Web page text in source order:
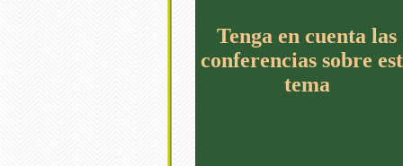
Tenga en cuenta las
conferencias sobre
tema